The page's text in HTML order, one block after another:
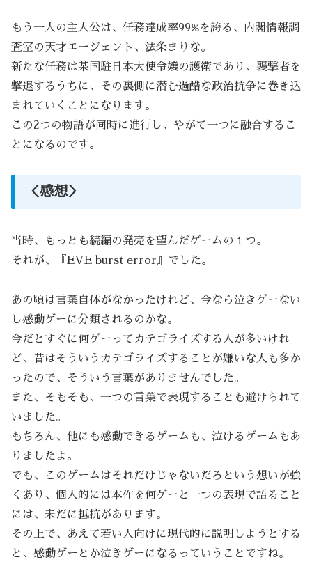
もう一人の主人公は、任務達成率99%を誇る、内閣情報調
査室の天才エージェント、法条まりな。
新たな任務は某国駐日本大使令嬢の護衛であり、襲撃者を
撃退するうちに、その裏側に潜む過酷な政治抗争に巻き込
まれていくことになります。
この2つの物語が同時に進行し、やがて一つに融合するこ
とになるのです。
＜感想＞
当時、もっとも続編の発売を望んだゲームの１つ。
それが、『EVE burst error』でした。
あの頃は言葉自体がなかったけれど、今なら泣きゲーない
し感動ゲーに分類されるのかな。
今だとすぐに何ゲーってカテゴライズする人が多いけれ
ど、昔はそういうカテゴライズすることが嫌いな人も多か
ったので、そういう言葉がありませんでした。
また、そもそも、一つの言葉で表現することも避けられて
いました。
もちろん、他にも感動できるゲームも、泣けるゲームもあ
りましたよ。
でも、このゲームはそれだけじゃないだろという想いが強
くあり、個人的には本作を何ゲーと一つの表現で語ること
には、未だに抵抗があります。
その上で、あえて若い人向けに現代的に説明しようとする
と、感動ゲーとか泣きゲーになるっていうことですね。